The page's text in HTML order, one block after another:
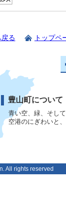
る トップペ
豊山町について
青い空、緑、そし
空港のにぎわいと
All rights reserved